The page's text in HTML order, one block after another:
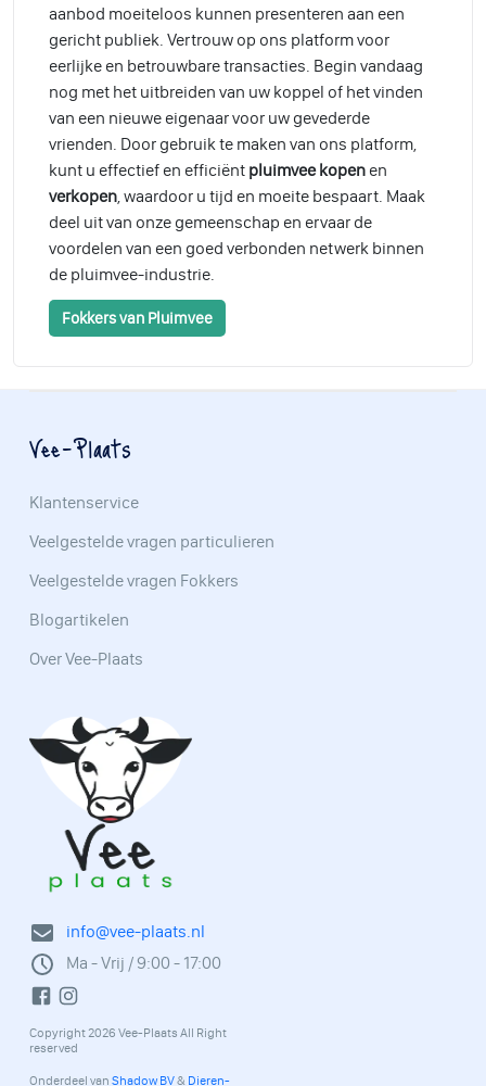
aanbod moeiteloos kunnen presenteren aan een
gericht publiek. Vertrouw op ons platform voor
eerlijke en betrouwbare transacties. Begin vandaag
nog met het uitbreiden van uw koppel of het vinden
van een nieuwe eigenaar voor uw gevederde
vrienden. Door gebruik te maken van ons platform,
kunt u effectief en efficiënt pluimvee kopen en
verkopen, waardoor u tijd en moeite bespaart. Maak
deel uit van onze gemeenschap en ervaar de
voordelen van een goed verbonden netwerk binnen
de pluimvee-industrie.
Fokkers van Pluimvee
info@vee-plaats.nl
Ma - Vrij / 9:00 - 17:00
Copyright 2026 Vee-Plaats All Right
reserved
Onderdeel van Shadow BV& Dieren-
Vee-Plaats
Klantenservice
Veelgestelde vragen particulieren
Veelgestelde vragen Fokkers
Blogartikelen
Over Vee-Plaats